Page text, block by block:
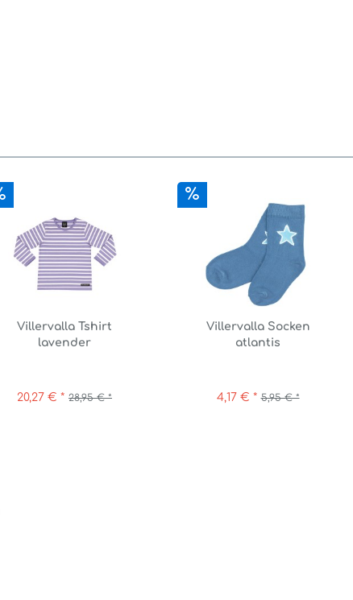
Villervalla Tshirt
lavender
20,27 € * 28,95 € *
Villervalla Socken
atlantis
4,17 € * 5,95 € *